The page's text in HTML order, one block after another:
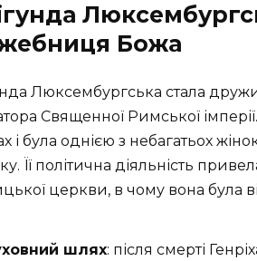
Божа
Люксембургська стала
Священної Римської
і була однією з небагатьох
Її політична діяльність
церкви, в чому вона була
шлях: після смерті